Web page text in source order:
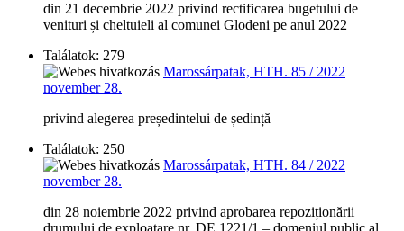
din 21 decembrie 2022 privind rectificarea bugetului de
venituri și cheltuieli al comunei Glodeni pe anul 2022
Találatok: 279
Marossárpatak, HTH. 85 / 2022
november 28.
privind alegerea președintelui de ședință
Találatok: 250
Marossárpatak, HTH. 84 / 2022
november 28.
din 28 noiembrie 2022 privind aprobarea repoziționării